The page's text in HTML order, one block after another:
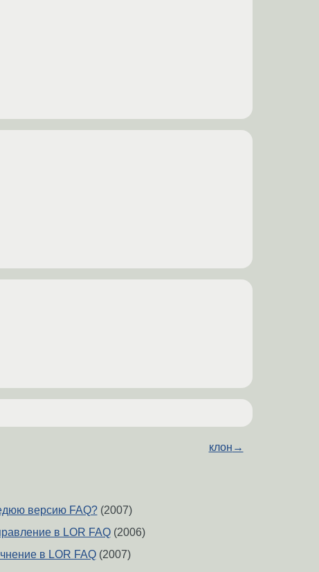
клон →
версию FAQ?(2007)
в LOR FAQ(2006)
в LOR FAQ(2007)